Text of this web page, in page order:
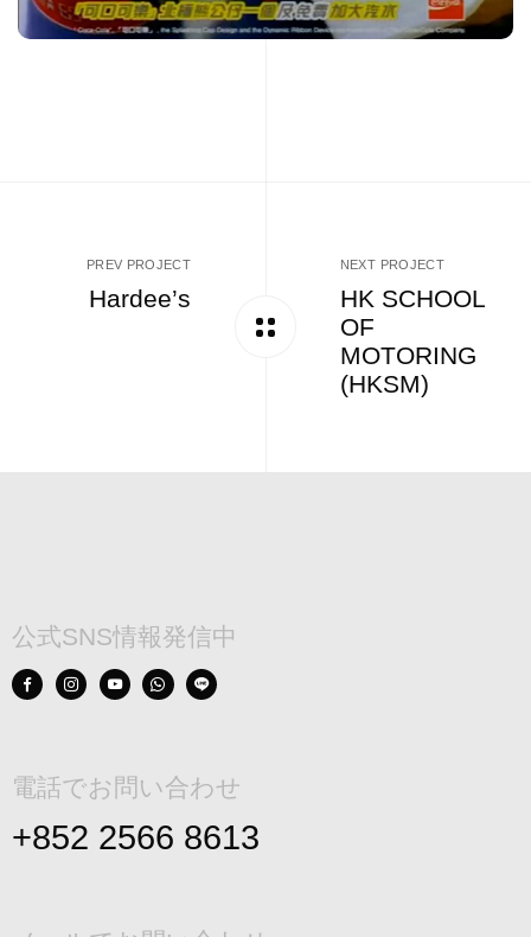
PREV PROJECT
Hardee’s
NEXT PROJECT
HK SCHOOL
OF
MOTORING
(HKSM)
公式SNS情報発信中
電話でお問い合わせ
+852 2566 8613